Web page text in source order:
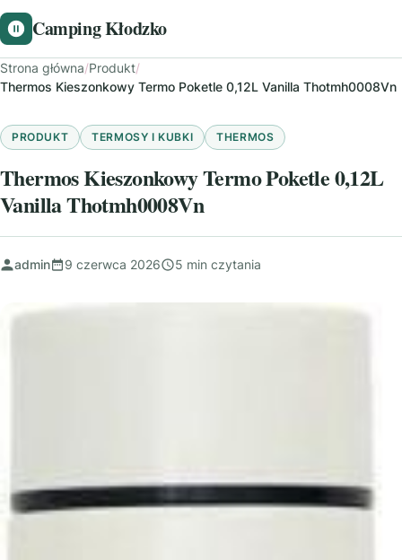
Camping Kłodzko
Strona główna/Produkt/
Thermos Kieszonkowy Termo Poketle 0,12L Vanilla Thotmh0008Vn
PRODUKT TERMOSY I KUBKI THERMOS
Thermos Kieszonkowy Termo Poketle 0,12L
Vanilla Thotmh0008Vn
admin 9 czerwca 2026 5 min czytania